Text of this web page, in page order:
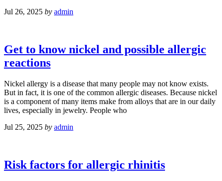
Jul 26, 2025 by admin
Get to know nickel and possible allergic
reactions
Nickel allergy is a disease that many people may not know exists.
But in fact, it is one of the common allergic diseases. Because nickel
is a component of many items make from alloys that are in our daily
lives, especially in jewelry. People who
Jul 25, 2025 by admin
Risk factors for allergic rhinitis